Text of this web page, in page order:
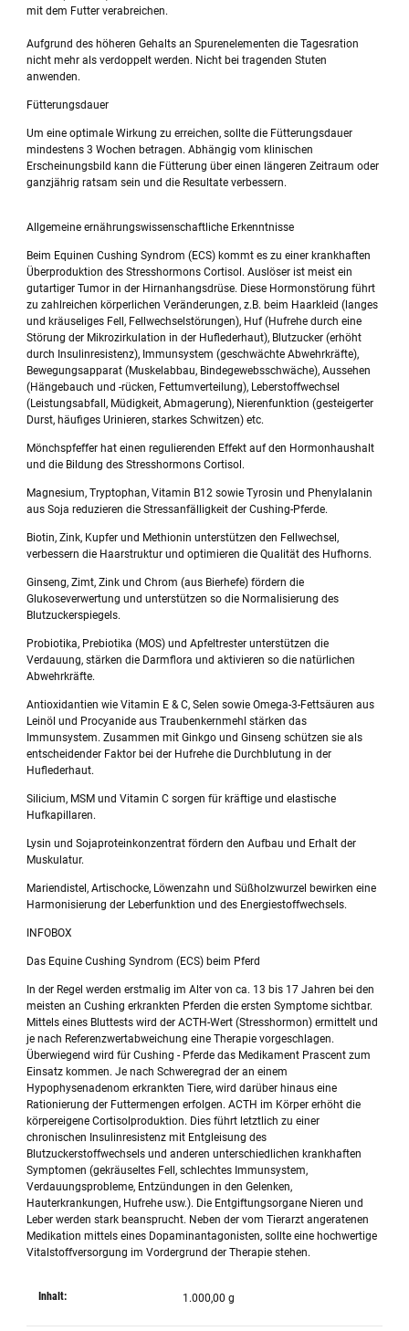
mit dem Futter verabreichen.
Aufgrund des höheren Gehalts an Spurenelementen die Tagesration
nicht mehr als verdoppelt werden. Nicht bei tragenden Stuten
anwenden.
Fütterungsdauer
Um eine optimale Wirkung zu erreichen, sollte die Fütterungsdauer
mindestens 3 Wochen betragen. Abhängig vom klinischen
Erscheinungsbild kann die Fütterung über einen längeren Zeitraum oder
ganzjährig ratsam sein und die Resultate verbessern.
Allgemeine ernährungswissenschaftliche Erkenntnisse
Beim Equinen Cushing Syndrom (ECS) kommt es zu einer krankhaften
Überproduktion des Stresshormons Cortisol. Auslöser ist meist ein
gutartiger Tumor in der Hirnanhangsdrüse. Diese Hormonstörung führt
zu zahlreichen körperlichen Veränderungen, z.B. beim Haarkleid (langes
und kräuseliges Fell, Fellwechselstörungen), Huf (Hufrehe durch eine
Störung der Mikrozirkulation in der Huflederhaut), Blutzucker (erhöht
durch Insulinresistenz), Immunsystem (geschwächte Abwehrkräfte),
Bewegungsapparat (Muskelabbau, Bindegewebsschwäche), Aussehen
(Hängebauch und -rücken, Fettumverteilung), Leberstoffwechsel
(Leistungsabfall, Müdigkeit, Abmagerung), Nierenfunktion (gesteigerter
Durst, häufiges Urinieren, starkes Schwitzen) etc.
Mönchspfeffer hat einen regulierenden Effekt auf den Hormonhaushalt
und die Bildung des Stresshormons Cortisol.
Magnesium, Tryptophan, Vitamin B12 sowie Tyrosin und Phenylalanin
aus Soja reduzieren die Stressanfälligkeit der Cushing-Pferde.
Biotin, Zink, Kupfer und Methionin unterstützen den Fellwechsel,
verbessern die Haarstruktur und optimieren die Qualität des Hufhorns.
Ginseng, Zimt, Zink und Chrom (aus Bierhefe) fördern die
Glukoseverwertung und unterstützen so die Normalisierung des
Blutzuckerspiegels.
Probiotika, Prebiotika (MOS) und Apfeltrester unterstützen die
Verdauung, stärken die Darmflora und aktivieren so die natürlichen
Abwehrkräfte.
Antioxidantien wie Vitamin E & C, Selen sowie Omega-3-Fettsäuren aus
Leinöl und Procyanide aus Traubenkernmehl stärken das
Immunsystem. Zusammen mit Ginkgo und Ginseng schützen sie als
entscheidender Faktor bei der Hufrehe die Durchblutung in der
Huflederhaut.
Silicium, MSM und Vitamin C sorgen für kräftige und elastische
Hufkapillaren.
Lysin und Sojaproteinkonzentrat fördern den Aufbau und Erhalt der
Muskulatur.
Mariendistel, Artischocke, Löwenzahn und Süßholzwurzel bewirken eine
Harmonisierung der Leberfunktion und des Energiestoffwechsels.
INFOBOX
Das Equine Cushing Syndrom (ECS) beim Pferd
In der Regel werden erstmalig im Alter von ca. 13 bis 17 Jahren bei den
meisten an Cushing erkrankten Pferden die ersten Symptome sichtbar.
Mittels eines Bluttests wird der ACTH-Wert (Stresshormon) ermittelt und
je nach Referenzwertabweichung eine Therapie vorgeschlagen.
Überwiegend wird für Cushing - Pferde das Medikament Prascent zum
Einsatz kommen. Je nach Schweregrad der an einem
Hypophysenadenom erkrankten Tiere, wird darüber hinaus eine
Rationierung der Futtermengen erfolgen. ACTH im Körper erhöht die
körpereigene Cortisolproduktion. Dies führt letztlich zu einer
chronischen Insulinresistenz mit Entgleisung des
Blutzuckerstoffwechsels und anderen unterschiedlichen krankhaften
Symptomen (gekräuseltes Fell, schlechtes Immunsystem,
Verdauungsprobleme, Entzündungen in den Gelenken,
Hauterkrankungen, Hufrehe usw.). Die Entgiftungsorgane Nieren und
Leber werden stark beansprucht. Neben der vom Tierarzt angeratenen
Medikation mittels eines Dopaminantagonisten, sollte eine hochwertige
Vitalstoffversorgung im Vordergrund der Therapie stehen.
Inhalt: 1.000,00 g